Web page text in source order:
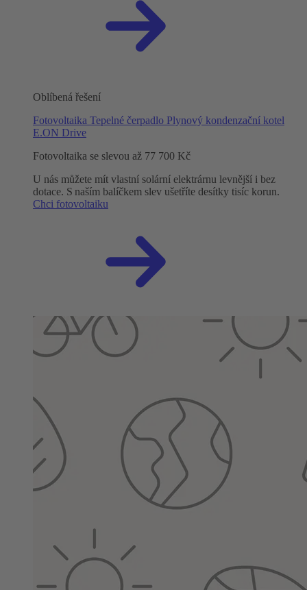
Oblíbená řešení
Fotovoltaika Tepelné čerpadlo Plynový kondenzační kotel
E.ON Drive
Fotovoltaika se slevou až 77 700 Kč
U nás můžete mít vlastní solární elektrárnu levnější i bez
dotace. S naším balíčkem slev ušetříte desítky tisíc korun.
Chci fotovoltaiku